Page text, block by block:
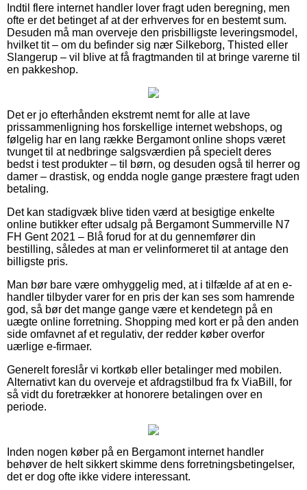
Indtil flere internet handler lover fragt uden beregning, men
ofte er det betinget af at der erhverves for en bestemt sum.
Desuden må man overveje den prisbilligste leveringsmodel,
hvilket tit – om du befinder sig nær Silkeborg, Thisted eller
Slangerup – vil blive at få fragtmanden til at bringe varerne til
en pakkeshop.
Det er jo efterhånden ekstremt nemt for alle at lave
prissammenligning hos forskellige internet webshops, og
følgelig har en lang række Bergamont online shops været
tvunget til at nedbringe salgsværdien på specielt deres
bedst i test produkter – til børn, og desuden også til herrer og
damer – drastisk, og endda nogle gange præstere fragt uden
betaling.
Det kan stadigvæk blive tiden værd at besigtige enkelte
online butikker efter udsalg på Bergamont Summerville N7
FH Gent 2021 – Blå forud for at du gennemfører din
bestilling, således at man er velinformeret til at antage den
billigste pris.
Man bør bare være omhyggelig med, at i tilfælde af at en e-
handler tilbyder varer for en pris der kan ses som hamrende
god, så bør det mange gange være et kendetegn på en
uægte online forretning. Shopping med kort er på den anden
side omfavnet af et regulativ, der redder køber overfor
uærlige e-firmaer.
Generelt foreslår vi kortkøb eller betalinger med mobilen.
Alternativt kan du overveje et afdragstilbud fra fx ViaBill, for
så vidt du foretrækker at honorere betalingen over en
periode.
Inden nogen køber på en Bergamont internet handler
behøver de helt sikkert skimme dens forretningsbetingelser,
det er dog ofte ikke videre interessant.